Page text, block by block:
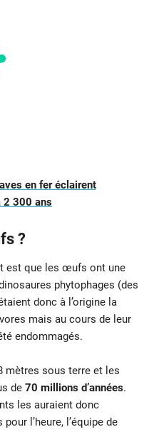
en fer éclairent
2 300 ans
?
est que les œufs ont une
phytophages (des
donc à l’origine la
mais au cours de leur
endommagés.
mètres sous terre et les
de 70 millions d’années.
les auraient donc
pour l’heure, l’équipe de